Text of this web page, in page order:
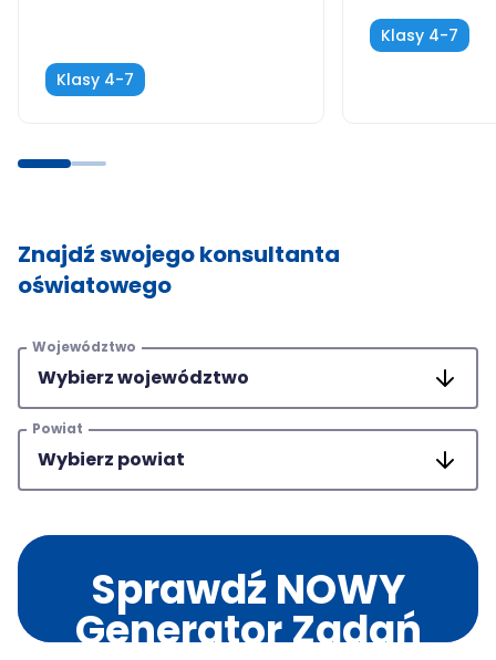
Klasy 4-7
Klasy 4-7
Znajdź swojego konsultanta
oświatowego
Województwo
Powiat
Sprawdź NOWY
Generator Zadań